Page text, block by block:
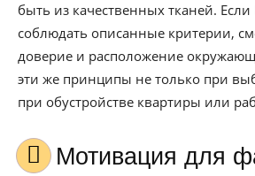
быть из качественных тканей.
соблюдать описанные критерии,
доверие и расположение
эти же принципы не только при
при обустройстве квартиры или
Мотивация для фамилии